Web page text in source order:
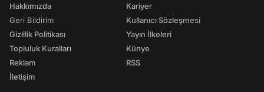
Hakkımızda
Geri Bildirim
Gizlilik Politikası
Topluluk Kuralları
Reklam
İletişim
Kariyer
Kullanıcı Sözleşmesi
Yayın İlkeleri
Künye
RSS